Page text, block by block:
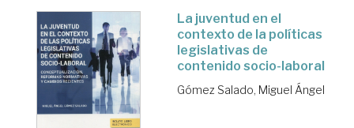
La juventud en el
contexto de la políticas
legislativas de
contenido socio-laboral
Gómez Salado, Miguel Ángel